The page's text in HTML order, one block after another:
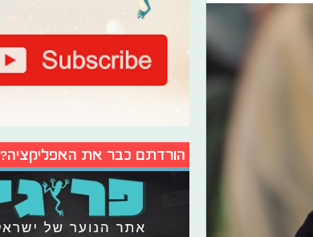
הורדתם כבר את האפליקציה?